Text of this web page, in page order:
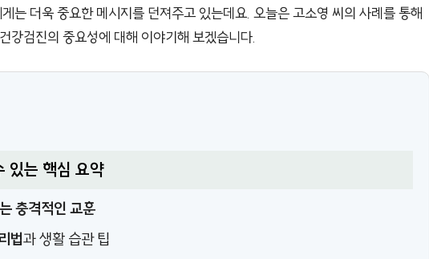
는 더욱 중요한 메시지를 던져주고 있는데요. 오늘은 고소영 씨의 사례를 통해
강검진의 중요성에 대해 이야기해 보겠습니다.
있는 핵심 요약
충격적인 교훈
법과 생활 습관 팁